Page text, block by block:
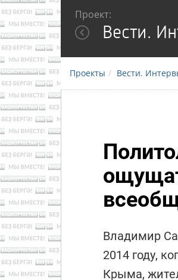
Проект:
Вести.
Проекты Вести.
Владимир
2014 году,
Крыма,